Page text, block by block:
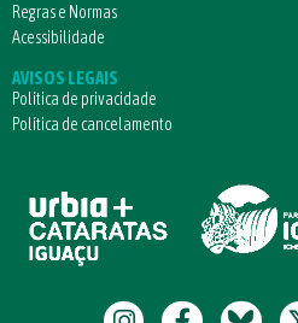
Regras e Normas
Acessibilidade
AVISOS LEGAIS
Política de privacidade
Política de cancelamento